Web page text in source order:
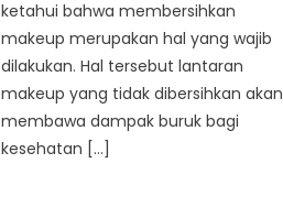
ketahui bahwa membersihkan
makeup merupakan hal yang wajib
dilakukan. Hal tersebut lantaran
makeup yang tidak dibersihkan akan
membawa dampak buruk bagi
kesehatan […]